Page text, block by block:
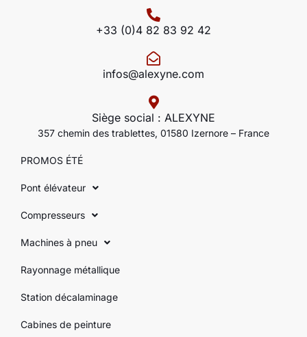
+33 (0)4 82 83 92 42
infos@alexyne.com
Siège social : ALEXYNE
357 chemin des trablettes, 01580 Izernore – France
PROMOS ÉTÉ
Pont élévateur
Compresseurs
Machines à pneu
Rayonnage métallique
Station décalaminage
Cabines de peinture